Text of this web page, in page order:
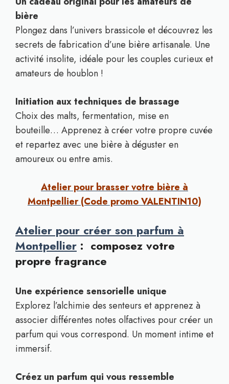
bière
Plongez dans l’univers brassicole et découvrez les
secrets de fabrication d’une bière artisanale. Une
activité insolite, idéale pour les couples curieux et
amateurs de houblon !
Initiation aux techniques de brassage
Choix des malts, fermentation, mise en
bouteille… Apprenez à créer votre propre cuvée
et repartez avec une bière à déguster en
amoureux ou entre amis.
Atelier pour brasser votre bière à
Montpellier (Code promo VALENTIN10)
Atelier pour créer son parfum à
Montpellier : composez votre
propre fragrance
Une expérience sensorielle unique
Explorez l’alchimie des senteurs et apprenez à
associer différentes notes olfactives pour créer un
parfum qui vous correspond. Un moment intime et
immersif.
Créez un parfum qui vous ressemble